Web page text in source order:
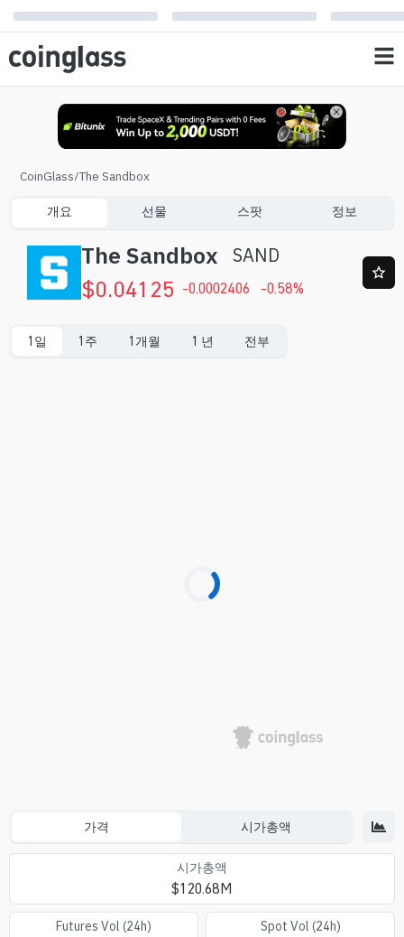
CoinGlass/The Sandbox
개요 선물 스팟 정보
The Sandbox SAND
$0.04125 -0.0002406 -0.58%
1일 1주 1개월 1 년 전부
가격 시가총액
시가총액
$120.68M
Futures Vol (24h) Spot Vol (24h)